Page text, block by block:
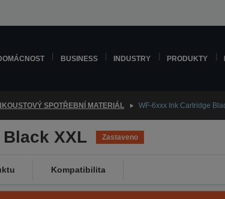
BUSINESS INDUSTRY PRODUKTY
SPOTŘEBNÍ MATERIÁL WF-6xxx Ink Cartridge
XXL Zastaveno
Kompatibilita